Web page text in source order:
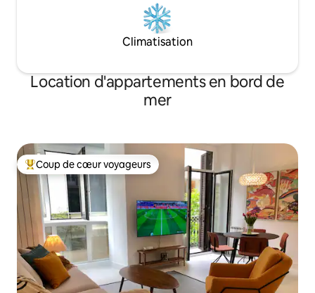
privado, visitas privadas con guia a
museos, visitas privadas a bares de
pintxos, encuentros con artistas y chefs
locales, visitas a la ciudad, salidas al mar
Climatisation
Location d'appartements en bord de
mer
Coups de cœur voyageurs les plus appréciés
Coup de cœur voyageurs